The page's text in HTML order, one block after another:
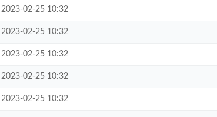
2023-02-25 10:32
2023-02-25 10:32
2023-02-25 10:32
2023-02-25 10:32
2023-02-25 10:32